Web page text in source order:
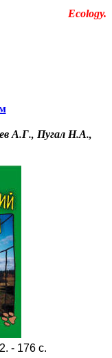
Ecology.
А.Г., Пугал Н.А.,
- 176 с.